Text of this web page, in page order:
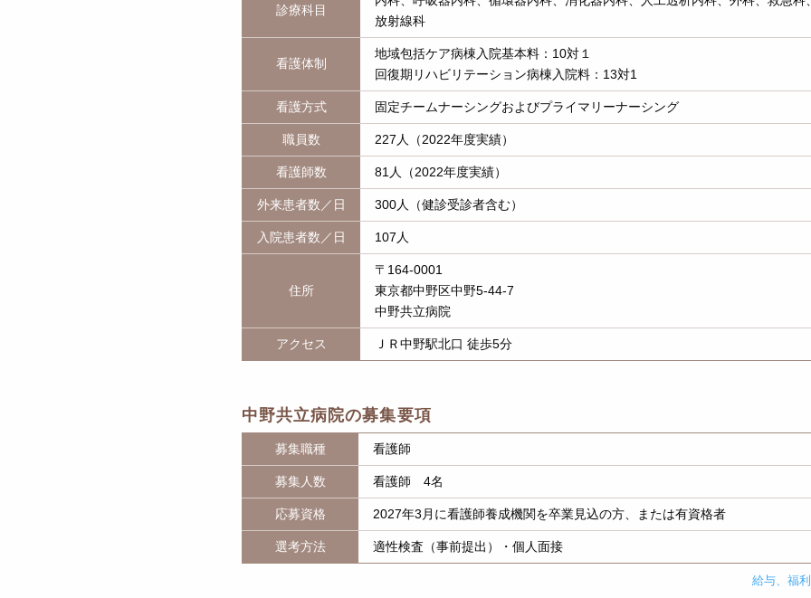
診療科目
放射線科
看護体制
地域包括ケア病棟入院基本料：10対１
回復期リハビリテーション病棟入院料：13対1
看護方式 固定チームナーシングおよびプライマリーナーシング
職員数 227人（2022年度実績）
看護師数 81人（2022年度実績）
外来患者数／日 300人（健診受診者含む）
入院患者数／日 107人
住所
〒164-0001
東京都中野区中野5-44-7
中野共立病院
アクセス ＪＲ中野駅北口 徒歩5分
中野共立病院の募集要項
募集職種 看護師
募集人数 看護師 4名
応募資格 2027年3月に看護師養成機関を卒業見込の方、または有資格者
選考方法 適性検査（事前提出）・個人面接
給与、福